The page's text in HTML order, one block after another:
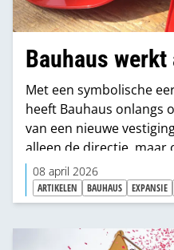
Bauhaus
Met een symbolische
heeft Bauhaus onlangs
van een nieuwe
alleen de directie, maar
Amersfoort,
lokale verenigingen,
(bouw)partners staken
08 april 2026
ARTIKELEN BAUHAUS EXPANSIE